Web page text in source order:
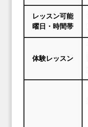
レッスン可能
曜日・時間帯
体験レッスン